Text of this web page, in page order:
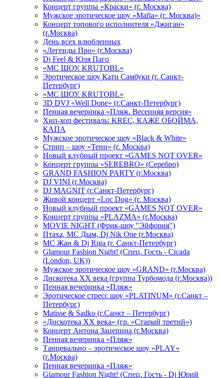
Концерт группы «Краски» (г. Москва)
Мужское эротическое шоу «Mafia» (г. Москва)»
Концерт топового исполнителя «Джиган»
(г.Москва)
День всех влюбленных
«Легенды Про» (г.Москва)
Dj Feel & Юля Паго
«МС ШОУ. KRUTOBL»
Эротическое шоу Кати Самбуки (г. Санкт-
Петербург)
«МС ШОУ. KRUTOBL»
3D DVJ «Well Done» (г.Санкт-Петербург)
Пенная вечеринка «Пляж. Весенняя версия»
Хип-хоп фестиваль: KREC, КАЖЕ ОБОЙМА,
КАПА
Мужское эротическое шоу «Black & White»
Стрип – шоу «Тени» (г. Москва)
Новый клубный проект «GAMES NOT OVER»
Концерт группы «SEREBRO» (Серебро)
GRAND FASHION PARTY (г.Москва)
DJ VINI (г.Москва)
DJ MAGNIT (г.Санкт-Петербург)
Живой концерт «Loc Dog» (г. Москва)
Новый клубный проект «GAMES NOT OVER»
Концерт группы «PLAZMA» (г.Москва)
MOVIE NIGHT (Фрик-шоу "Эйфория")
Птаха, МС Дым, Dj Nik One (г.Москва)
МС Жан & Dj Riga (г. Санкт-Петербург)
Glamour Fashion Night! (Спец. Гость - Cicada
(London, UK))
Мужское эротическое шоу «GRAND» (г.Москва)
Дискотека XX века (группа Турбомода (г.Москва))
Пенная вечеринка «Пляж»
Эротическое стресс шоу «PLATINUM» (г.Санкт –
Петербург)
Matisse & Sadko (г.Санкт – Петербург)
«Дискотека ХХ века» (гр. «Старый третий»)
Концерт Антона Зацепина (г.Москва)
Пенная вечеринка «Пляж»
Танцевально – эротическое шоу «PLAY»
(г.Москва)
Пенная вечеринка «Пляж»
Glamour Fashion Night! (Спец. Гость - Dj Юрий